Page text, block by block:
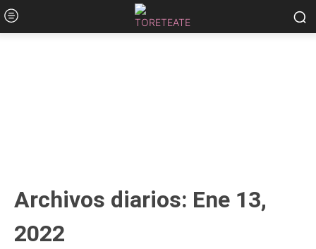
Archivos diarios: Ene 13,
2022